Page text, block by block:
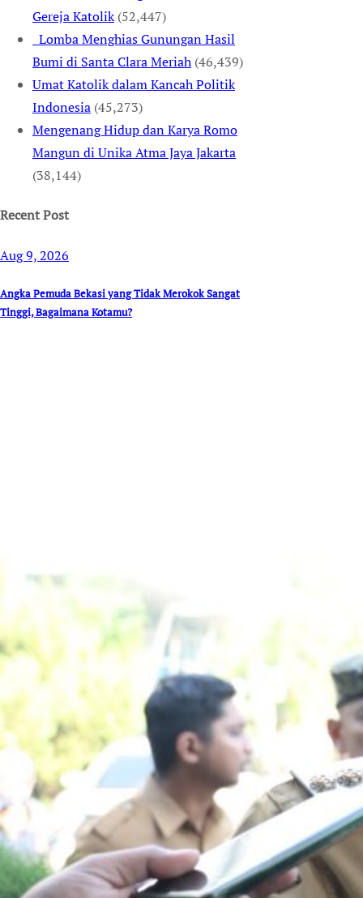
Gereja Katolik (52,447)
Lomba Menghias Gunungan Hasil
Bumi di Santa Clara Meriah (46,439)
Umat Katolik dalam Kancah Politik
Indonesia (45,273)
Mengenang Hidup dan Karya Romo
Mangun di Unika Atma Jaya Jakarta
(38,144)
Recent Post
Aug 9, 2026
Angka Pemuda Bekasi yang Tidak Merokok Sangat
Tinggi, Bagaimana Kotamu?